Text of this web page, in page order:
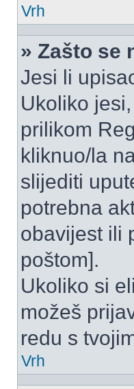
Vrh
» Zašto se
Jesi li
Ukoliko
prilikom
kliknuo/la
slijediti
potrebna
obavijest ili
poštom].
Ukoliko si
možeš
redu s
Vrh